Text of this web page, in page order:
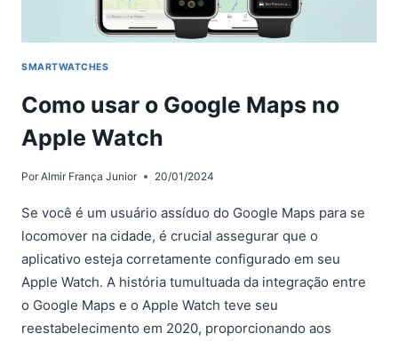
SMARTWATCHES
Como usar o Google Maps no
Apple Watch
Por Almir França Junior 20/01/2024
Se você é um usuário assíduo do Google Maps para se
locomover na cidade, é crucial assegurar que o
aplicativo esteja corretamente configurado em seu
Apple Watch. A história tumultuada da integração entre
o Google Maps e o Apple Watch teve seu
reestabelecimento em 2020, proporcionando aos